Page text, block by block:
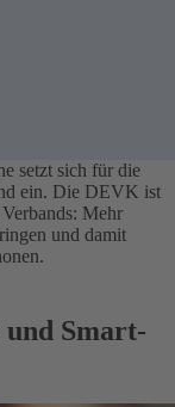
setzt sich für die
ein. Die DEVK ist
Mehr
und damit
Smart-